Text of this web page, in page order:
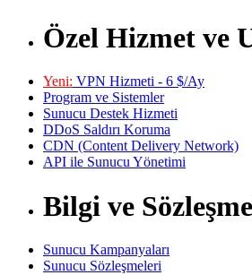
Özel Hizmet ve
Yeni: VPN Hizmeti - 6 $/Ay
Program ve Sistemler
Sunucu Destek Hizmeti
DDoS Saldırı Koruma
CDN (Content Delivery Network)
API ile Sunucu Yönetimi
Bilgi ve
Sunucu Kampanyaları
Sunucu Sözleşmeleri